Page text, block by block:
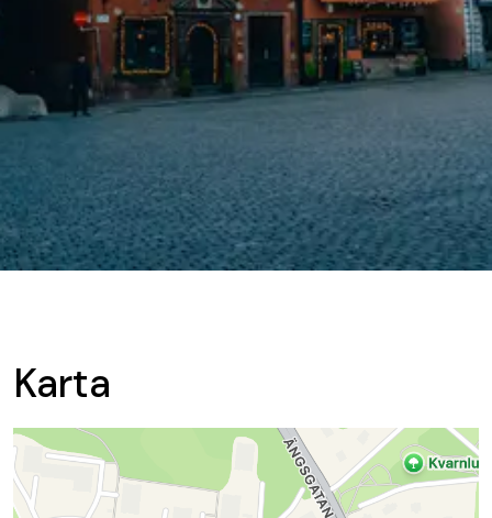
Karta